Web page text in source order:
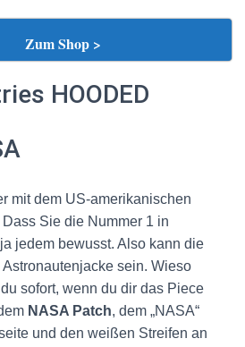
Zum Shop >
HOODED
mit dem US-amerikanischen
Sie die Nummer 1 in
jedem bewusst. Also kann die
sein. Wieso
sofort, wenn du dir das Piece
NASA Patch, dem „NASA“
und den weißen Streifen an